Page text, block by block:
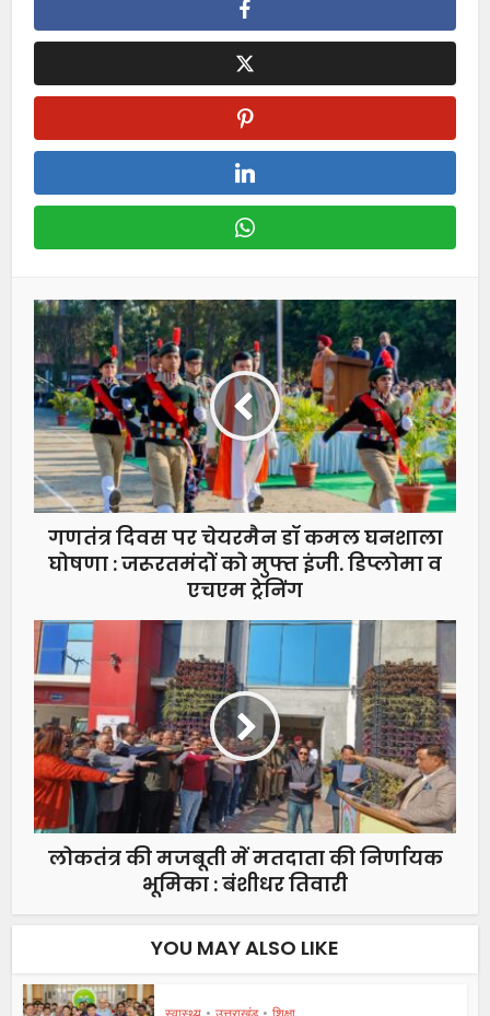
गणतंत्र दिवस पर चेयरमैन डॉ कमल घनशाला
घोषणा : जरूरतमंदों को मुफ्त इंजी. डिप्लोमा व
एचएम ट्रेनिंग
लोकतंत्र की मजबूती में मतदाता की निर्णायक
भूमिका : बंशीधर तिवारी
YOU MAY ALSO LIKE